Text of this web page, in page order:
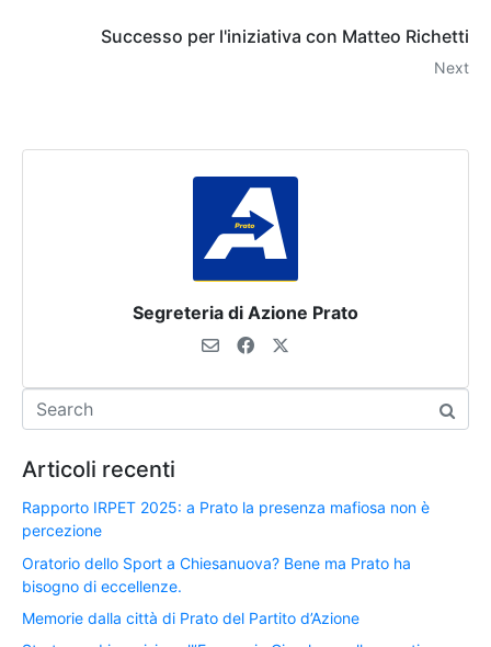
Successo per l'iniziativa con Matteo Richetti
Next
Segreteria di Azione Prato
Articoli recenti
Rapporto IRPET 2025: a Prato la presenza mafiosa non è
percezione
Oratorio dello Sport a Chiesanuova? Bene ma Prato ha
bisogno di eccellenze.
Memorie dalla città di Prato del Partito d’Azione